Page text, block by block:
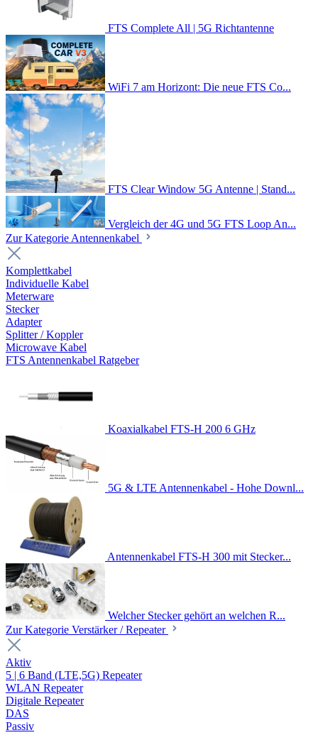
FTS Complete All | 5G Richtantenne
WiFi 7 am Horizont: Die neue FTS Co...
FTS Clear Window 5G Antenne | Stand...
Vergleich der 4G und 5G FTS Loop An...
Zur Kategorie Antennenkabel
Komplettkabel
Individuelle Kabel
Meterware
Stecker
Adapter
Splitter / Koppler
Microwave Kabel
FTS Antennenkabel Ratgeber
Koaxialkabel FTS-H 200 6 GHz
5G & LTE Antennenkabel - Hohe Downl...
Antennenkabel FTS-H 300 mit Stecker...
Welcher Stecker gehört an welchen R...
Zur Kategorie Verstärker / Repeater
Aktiv
5 | 6 Band (LTE,5G) Repeater
WLAN Repeater
Digitale Repeater
DAS
Passiv